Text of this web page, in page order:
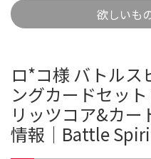
欲しいも
ロ*コ様 バトルス
ングカードセッ
リッツコア&カー
情報｜Battle